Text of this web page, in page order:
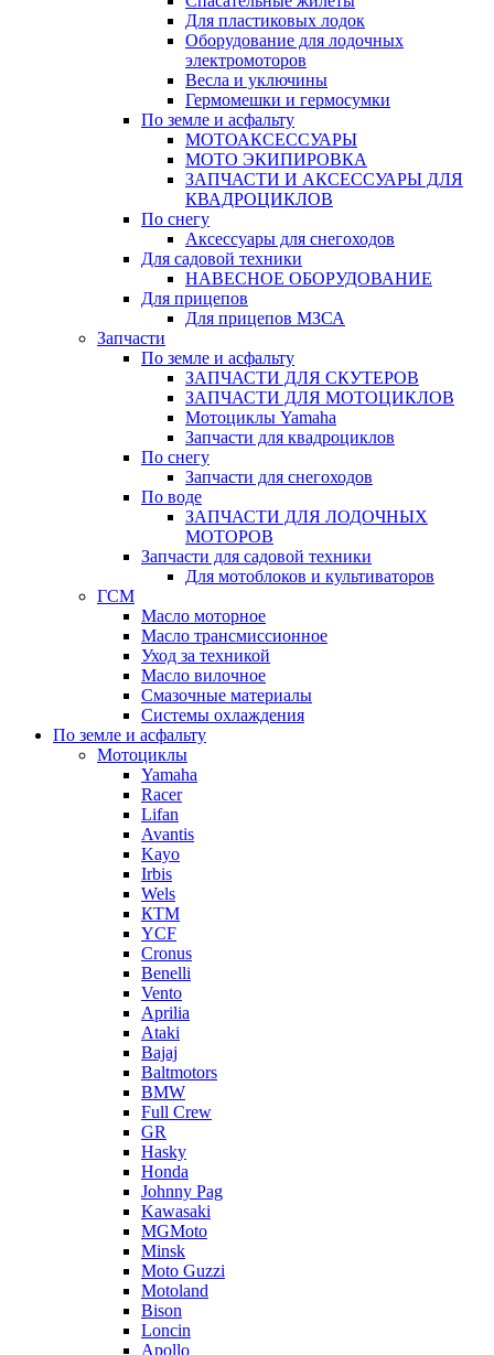
Для пластиковых лодок
Оборудование для лодочных
электромоторов
Весла и уключины
Гермомешки и гермосумки
По земле и асфальту
МОТОАКСЕССУАРЫ
МОТО ЭКИПИРОВКА
ЗАПЧАСТИ И АКСЕССУАРЫ ДЛЯ
КВАДРОЦИКЛОВ
По снегу
Аксессуары для снегоходов
Для садовой техники
НАВЕСНОЕ ОБОРУДОВАНИЕ
Для прицепов
Для прицепов МЗСА
Запчасти
По земле и асфальту
ЗАПЧАСТИ ДЛЯ СКУТЕРОВ
ЗАПЧАСТИ ДЛЯ МОТОЦИКЛОВ
Мотоциклы Yamaha
Запчасти для квадроциклов
По снегу
Запчасти для снегоходов
По воде
ЗАПЧАСТИ ДЛЯ ЛОДОЧНЫХ
МОТОРОВ
Запчасти для садовой техники
Для мотоблоков и культиваторов
ГСМ
Масло моторное
Масло трансмиссионное
Уход за техникой
Масло вилочное
Смазочные материалы
Системы охлаждения
По земле и асфальту
Мотоциклы
Yamaha
Racer
Lifan
Avantis
Kayo
Irbis
Wels
КТМ
YCF
Cronus
Benelli
Vento
Aprilia
Ataki
Bajaj
Baltmotors
BMW
Full Crew
GR
Hasky
Honda
Johnny Pag
Kawasaki
MGMoto
Minsk
Moto Guzzi
Motoland
Bison
Loncin
Apollo